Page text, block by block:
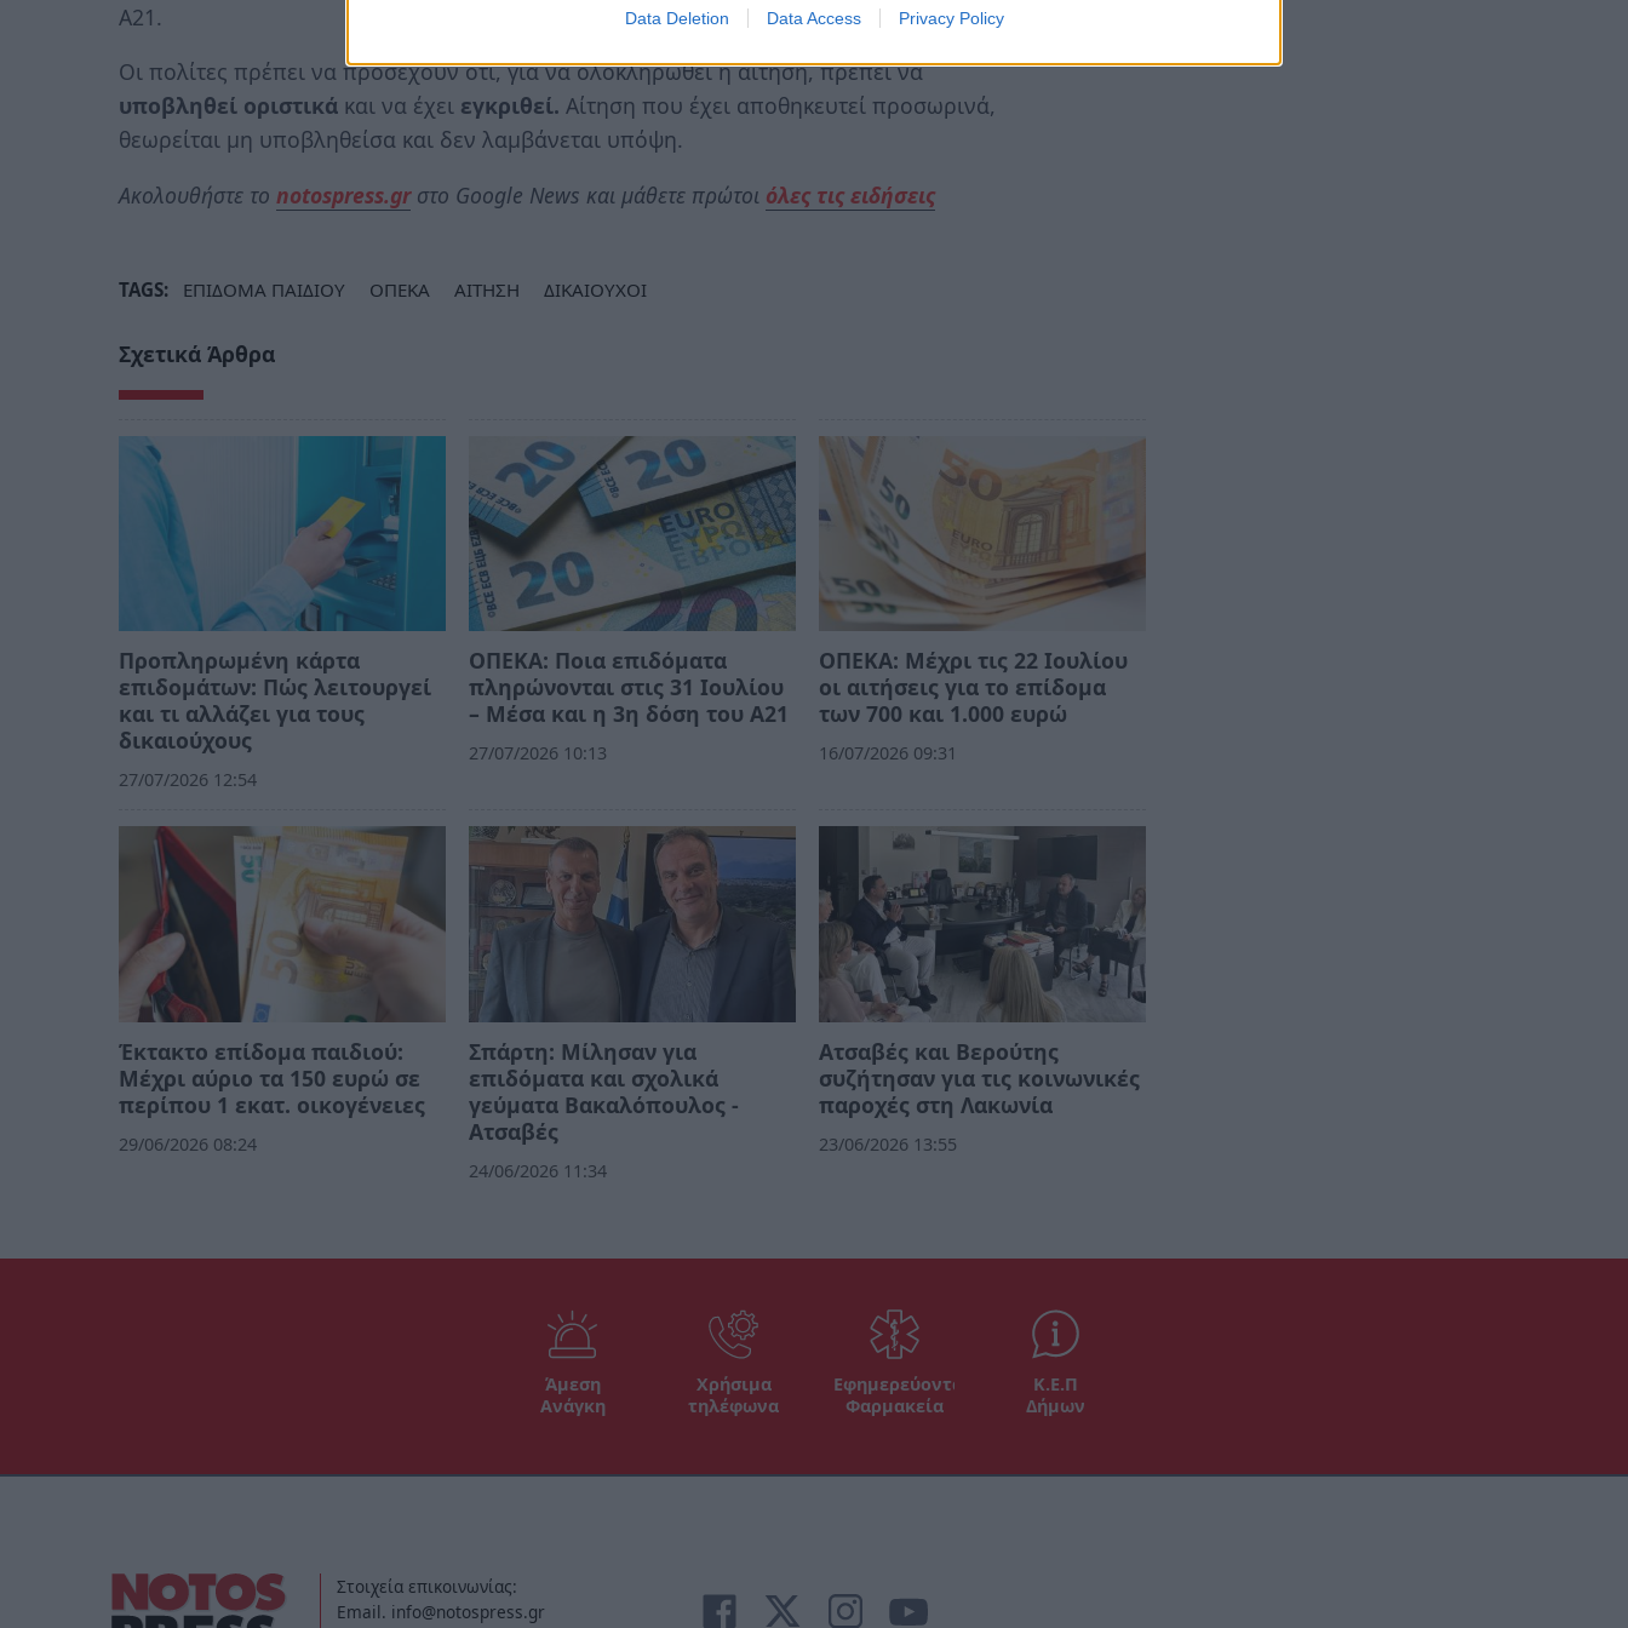
Data Deletion Data Access Privacy Policy
Α21.
Οι πολίτες πρέπει να προσέχουν ότι, για να ολοκληρωθεί η αίτηση, πρέπει να
υποβληθεί οριστικά και να έχει εγκριθεί. Αίτηση που έχει αποθηκευτεί προσωρινά,
θεωρείται μη υποβληθείσα και δεν λαμβάνεται υπόψη.
Ακολουθήστε το notospress.grστο Google News και μάθετε πρώτοι όλες τις ειδήσεις
TAGS: ΕΠΙΔΟΜΑ ΠΑΙΔΙΟΥ ΟΠΕΚΑ ΑΙΤΗΣΗ ΔΙΚΑΙΟΥΧΟΙ
Σχετικά Άρθρα
Προπληρωμένη κάρτα
επιδομάτων: Πώς λειτουργεί
και τι αλλάζει για τους
δικαιούχους
27/07/2026 12:54
ΟΠΕΚΑ: Ποια επιδόματα
πληρώνονται στις 31 Ιουλίου
– Μέσα και η 3η δόση του Α21
27/07/2026 10:13
ΟΠΕΚΑ: Μέχρι τις 22 Ιουλίου
οι αιτήσεις για το επίδομα
των 700 και 1.000 ευρώ
16/07/2026 09:31
Έκτακτο επίδομα παιδιού:
Μέχρι αύριο τα 150 ευρώ σε
περίπου 1 εκατ. οικογένειες
29/06/2026 08:24
Σπάρτη: Μίλησαν για
επιδόματα και σχολικά
γεύματα Βακαλόπουλος -
Ατσαβές
24/06/2026 11:34
Ατσαβές και Βερούτης
συζήτησαν για τις κοινωνικές
παροχές στη Λακωνία
23/06/2026 13:55
Άμεση
Ανάγκη
Χρήσιμα
τηλέφωνα
Εφημερεύοντα
Φαρμακεία
Κ.Ε.Π
Δήμων
Στοιχεία επικοινωνίας:
Email. info@notospress.gr